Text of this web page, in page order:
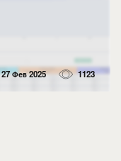
27 Фев 2025 1123